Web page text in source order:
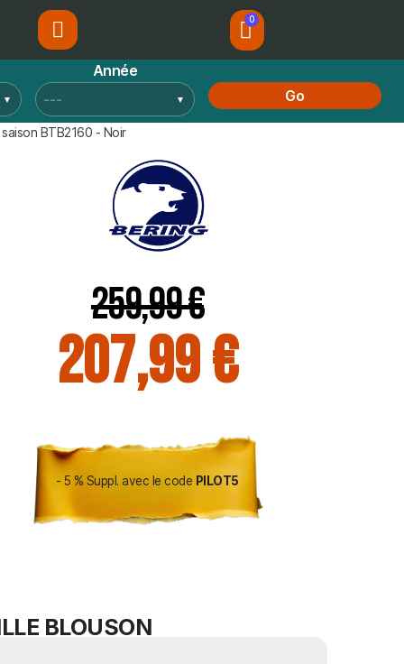
Année
Go
BTB2160 - Noir
259,99 €
207,99 €
- 5 % Suppl. avec le code PILOT5
BLOUSON